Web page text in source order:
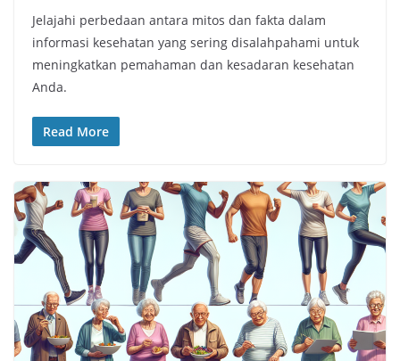
Jelajahi perbedaan antara mitos dan fakta dalam
informasi kesehatan yang sering disalahpahami untuk
meningkatkan pemahaman dan kesadaran kesehatan
Anda.
Read More